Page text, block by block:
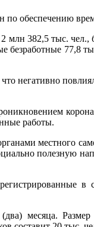
по обеспечению
млн 382,5 тыс.
77,8
негативно
работы.
местного
полезную
месяца.